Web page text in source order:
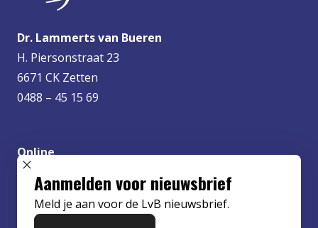
Dr. Lammerts van Bueren
H. Piersonstraat 23
6671 CK Zetten
0488 – 45 15 69
Online
info@lvbueren.nl
SLUIT POPUP
Aanmelden voor nieuwsbrief
Meld je aan voor de LvB nieuwsbrief.